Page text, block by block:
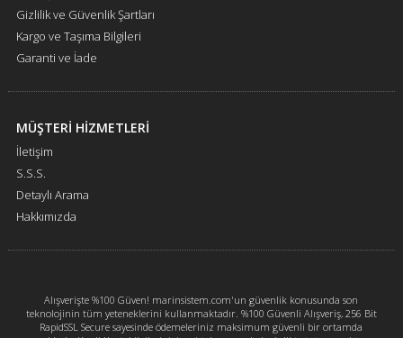
Gizlilik ve Güvenlik Şartları
Kargo ve Taşıma Bilgileri
Garanti ve İade
MÜŞTERİ HİZMETLERİ
İletişim
S.S.S.
Detaylı Arama
Hakkımızda
Alışverişte %100 Güven! marinsistem.com'un güvenlik konusunda son
teknolojinin tüm yeteneklerini kullanmaktadır. %100 Güvenli Alışveriş, 256 Bit
RapidSSL Secure sayesinde ödemeleriniz maksimum güvenli bir ortamda